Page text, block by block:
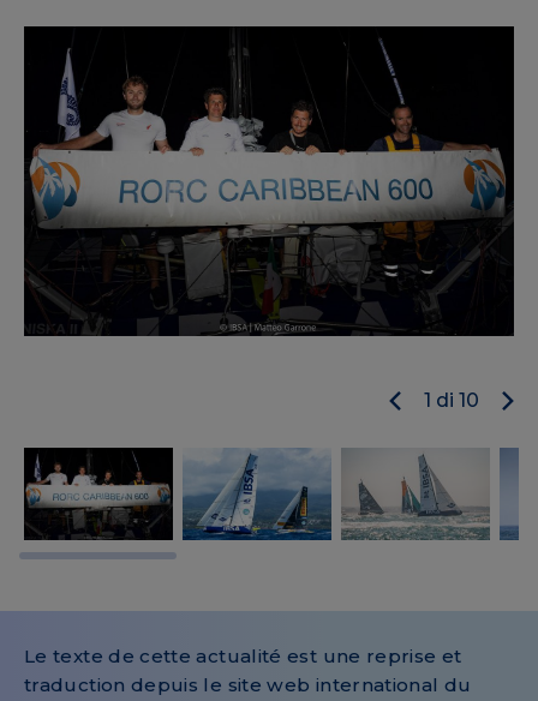
1 di 10
Le texte de cette actualité est une reprise et
traduction depuis le site web international du